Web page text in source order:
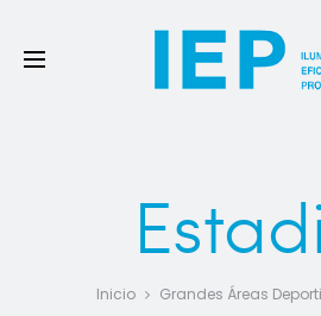
Inicio Grandes Áreas